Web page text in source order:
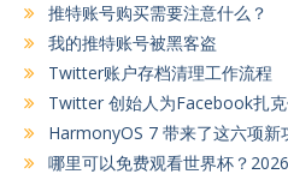
推特账号购买需要注意什么？
我的推特账号被黑客盗
Twitter账户存档清理工作流程
Twitter 创始人为Facebook扎
HarmonyOS 7 带来了这六项新
哪里可以免费观看世界杯？